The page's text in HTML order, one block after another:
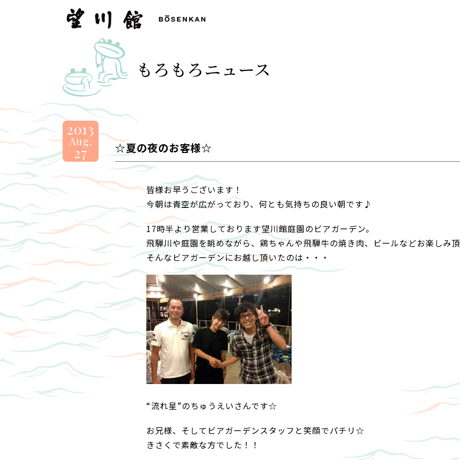
望
川
BOSENKAN
もろもろニュース
2013
Aug.
27 ☆夏の夜のお客様☆
皆様お早うございます！
今朝は青空が広がっており、何とも気持ちの良い朝です♪
17時半より営業しております望川館庭園のビアガーデン。
飛騨川や庭園を眺めながら、鶏ちゃんや飛騨牛の焼き肉、ビールなどお楽しみ
そんなビアガーデンにお越し頂いたのは・・・
“流れ星”のちゅうえいさんです☆
お兄様、そしてビアガーデンスタッフと笑顔でパチリ☆
きさくで素敵な方でした！！